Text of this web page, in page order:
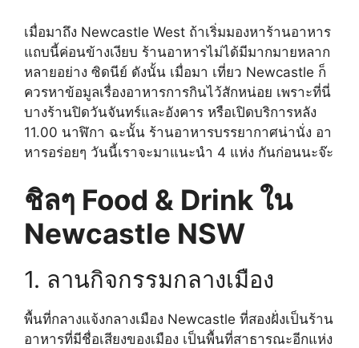
เมื่อมาถึง Newcastle West ถ้าเริ่มมองหาร้านอาหาร
แถบนี้ค่อนข้างเงียบ ร้านอาหารไม่ได้มีมากมายหลาก
หลายอย่าง ซิดนีย์ ดังนั้น เมื่อมา เที่ยว Newcastle ก็
ควรหาข้อมูลเรื่องอาหารการกินไว้สักหน่อย เพราะที่นี่
บางร้านปิดวันจันทร์และอังคาร หรือเปิดบริการหลัง
11.00 นาฬิกา ฉะนั้น ร้านอาหารบรรยากาศน่านั่ง อา
หารอร่อยๆ วันนี้เราจะมาแนะนำ 4 แห่ง กันก่อนนะจ๊ะ
ชิลๆ Food & Drink ใน
Newcastle NSW
1. ลานกิจกรรมกลางเมือง
พื้นที่กลางแจ้งกลางเมือง Newcastle ที่สองฝั่งเป็นร้าน
อาหารที่มีชื่อเสียงของเมือง เป็นพื้นที่สาธารณะอีกแห่ง